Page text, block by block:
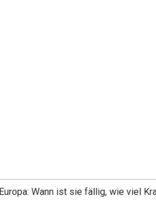
Wann ist sie fällig, wie viel